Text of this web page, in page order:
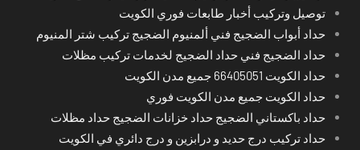
توصيل وتركيب أخبار طابعات فوري الكويت
حداد أبواب الضجيج فني ألمنيوم الضجيج تركيب شتر المنيوم
حداد الضجيج فني حداد الضجيج لخدمات تركيب مظلات
حداد الكويت 66405051 جميع مدن الكويت
حداد الكويت جميع مدن الكويت فوري
حداد باكستاني الضجيج حداد خزانات الضجيج حداد مظلات
حداد تركيب درج حديد و درابزين و درج دائري في الكويت